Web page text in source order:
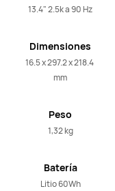
13.4" 2.5k a 90 Hz
Dimensiones
16.5 x 297.2 x 218.4
mm
Peso
1,32 kg
Batería
Litio 60Wh